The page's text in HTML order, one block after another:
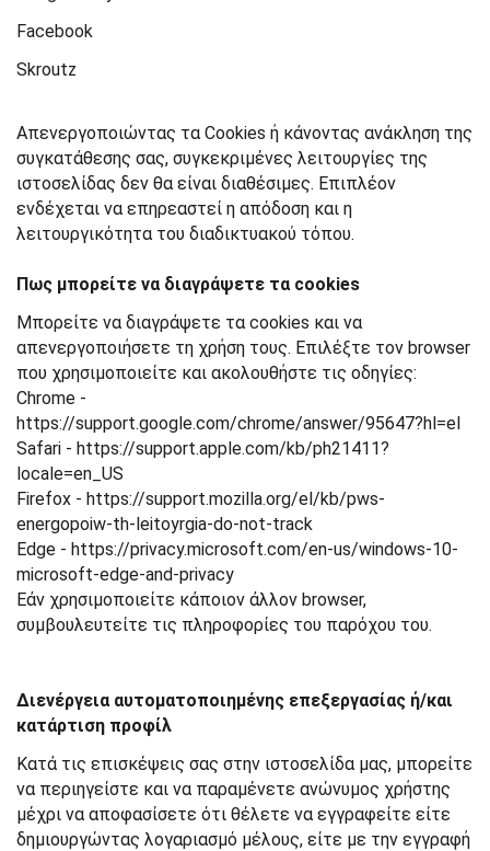
Facebook
Skroutz
Απενεργοποιώντας τα Cookies ή κάνοντας ανάκληση της
συγκατάθεσης σας, συγκεκριμένες λειτουργίες της
ιστοσελίδας δεν θα είναι διαθέσιμες. Επιπλέον
ενδέχεται να επηρεαστεί η απόδοση και η
λειτουργικότητα του διαδικτυακού τόπου.
Πως μπορείτε να διαγράψετε τα cookies
Μπορείτε να διαγράψετε τα cookies και να
απενεργοποιήσετε τη χρήση τους. Επιλέξτε τον browser
που χρησιμοποιείτε και ακολουθήστε τις οδηγίες:
Chrome -
https://support.google.com/chrome/answer/95647?hl=el
Safari - https://support.apple.com/kb/ph21411?
locale=en_US
Firefox - https://support.mozilla.org/el/kb/pws-
energopoiw-th-leitoyrgia-do-not-track
Edge - https://privacy.microsoft.com/en-us/windows-10-
microsoft-edge-and-privacy
Εάν χρησιμοποιείτε κάποιον άλλον browser,
συμβουλευτείτε τις πληροφορίες του παρόχου του.
Διενέργεια αυτοματοποιημένης επεξεργασίας ή/και
κατάρτιση προφίλ
Κατά τις επισκέψεις σας στην ιστοσελίδα μας, μπορείτε
να περιηγείστε και να παραμένετε ανώνυμος χρήστης
μέχρι να αποφασίσετε ότι θέλετε να εγγραφείτε είτε
δημιουργώντας λογαριασμό μέλους, είτε με την εγγραφή